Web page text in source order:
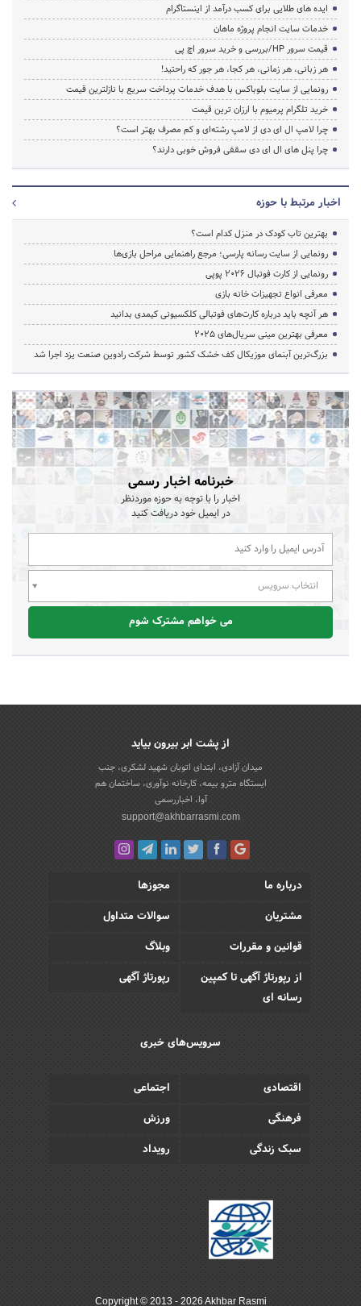
ایده های طلایی برای کسب درآمد از اینستاگرام
خدمات سایت انجام پروژه ماهان
قیمت سرور HP/بررسی و خرید سرور اچ پی
هر زبانی، هر زمانی، هر کجا، هر جور که راحتید!
رونمایی از سایت بلوباکس با هدف خدمات پرداخت سریع با نازلترین قیمت
خرید تلگرام پرمیوم با ارزان ترین قیمت
چرا لامپ ال ای دی از لامپ رشته‌ای و کم مصرف بهتر است؟
چرا پنل های ال ای دی سقفی فروش خوبی دارند؟
اخبار مرتبط با حوزه
بهترین تاب کودک در منزل کدام است؟
رونمایی از سایت رسانه پارسی؛ مرجع راهنمایی مراحل بازی‌ها
رونمایی از کارت فوتبال ۲۰۲۶ پوپی
معرفی انواع تجهیزات خانه بازی
هر آنچه باید درباره کارت‌های فوتبالی کلکسیونی کیمدی بدانید
معرفی بهترین مینی سریال‌های 2025
بزرگ‌ترین آبنمای موزیکال کف خشک کشور توسط شرکت رادوین صنعت یزد اجرا شد
خبرنامه اخبار رسمی
اخبار را با توجه به حوزه موردنظر
در ایمیل خود دریافت کنید
انتخاب سرویس
می خواهم مشترک شوم
از پشت ابر بیرون بیاید
میدان آزادی، ابتدای اتوبان شهید لشکری، جنب
ایستگاه مترو بیمه، کارخانه نوآوری، ساختمان هم
آوا، اخباررسمی
support@akhbarrasmi.com
درباره ما
مجوزها
مشتریان
سوالات متداول
قوانین و مقررات
وبلاگ
از رپورتاژ آگهی تا کمپین
رسانه ای
رپورتاژ آگهی
سرویس‌های خبری
اقتصادی
اجتماعی
فرهنگی
ورزش
سبک زندگی
رویداد
Copyright © 2013 - 2026 Akhbar Rasmi